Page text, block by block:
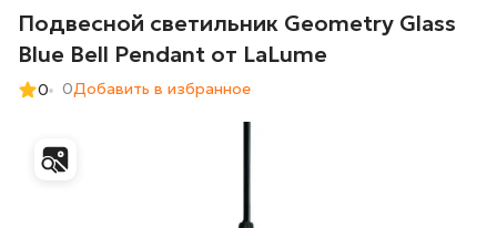
Подвесной светильник Geometry Glass
Blue Bell Pendant от LaLume
0 0Добавить в избранное